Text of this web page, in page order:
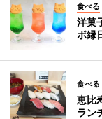
食べる
洋菓
ボ縁
食べる
恵比
ラン